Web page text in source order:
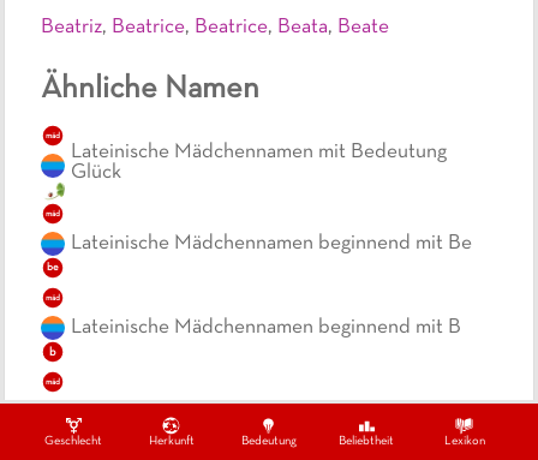
Geschlecht Herkunft Bedeutung Beliebtheit Lexikon
Beatriz, Beatrice, Beatrice, Beata, Beate
Ähnliche Namen
mäd
Lateinische Mädchennamen mit Bedeutung
Glück
mäd
be
Lateinische Mädchennamen beginnend mit Be
mäd
b
Lateinische Mädchennamen beginnend mit B
mäd
zwe